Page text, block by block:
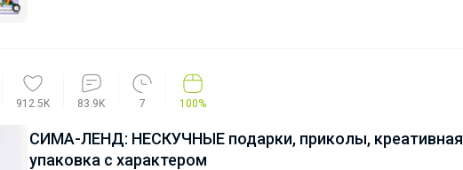
912.5K 83.9K 7 100%
СИМА-ЛЕНД: НЕСКУЧНЫЕ подарки, приколы, креативная
упаковка с характером